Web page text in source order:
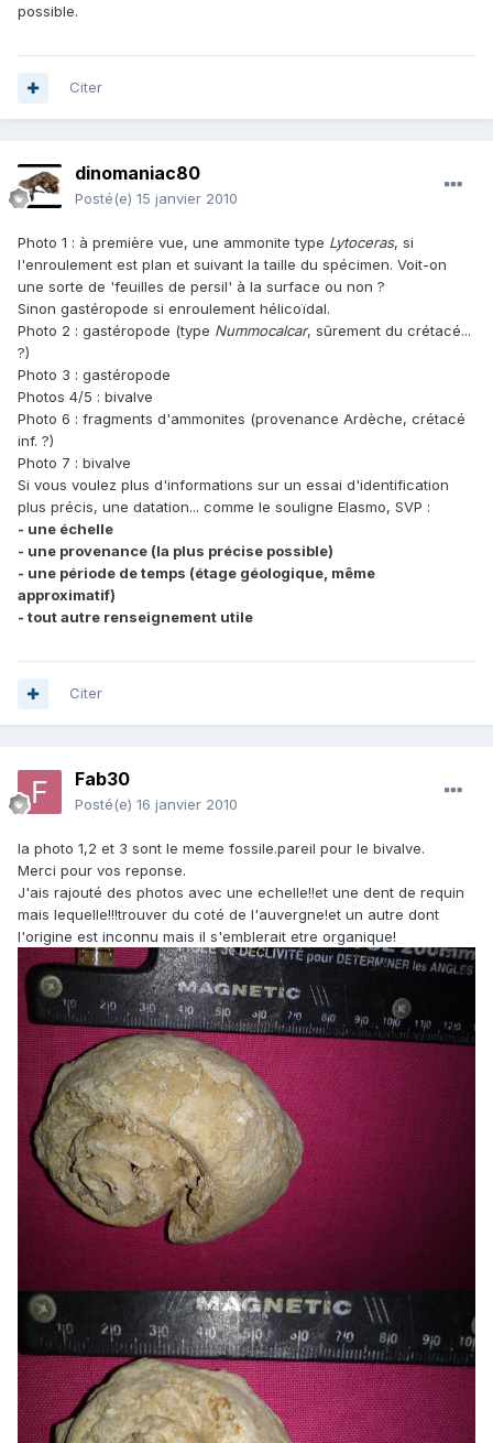
possible.
Citer
dinomaniac80
Posté(e) 15 janvier 2010
Photo 1 : à première vue, une ammonite type Lytoceras, si
l'enroulement est plan et suivant la taille du spécimen. Voit-on
une sorte de 'feuilles de persil' à la surface ou non ?
Sinon gastéropode si enroulement hélicoïdal.
Photo 2 : gastéropode (type Nummocalcar, sûrement du crétacé...
?)
Photo 3 : gastéropode
Photos 4/5 : bivalve
Photo 6 : fragments d'ammonites (provenance Ardèche, crétacé
inf. ?)
Photo 7 : bivalve
Si vous voulez plus d'informations sur un essai d'identification
plus précis, une datation... comme le souligne Elasmo, SVP :
- une échelle
- une provenance (la plus précise possible)
- une période de temps (étage géologique, même
approximatif)
- tout autre renseignement utile
Citer
Fab30
Posté(e) 16 janvier 2010
la photo 1,2 et 3 sont le meme fossile.pareil pour le bivalve.
Merci pour vos reponse.
J'ais rajouté des photos avec une echelle!!et une dent de requin
mais lequelle!!!trouver du coté de l'auvergne!et un autre dont
l'origine est inconnu mais il s'emblerait etre organique!